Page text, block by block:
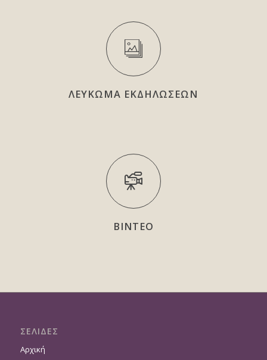
ΛΕΥΚΩΜΑ ΕΚΔΗΛΩΣΕΩΝ
ΒΙΝΤΕΟ
ΣΕΛΙΔΕΣ
Αρχική